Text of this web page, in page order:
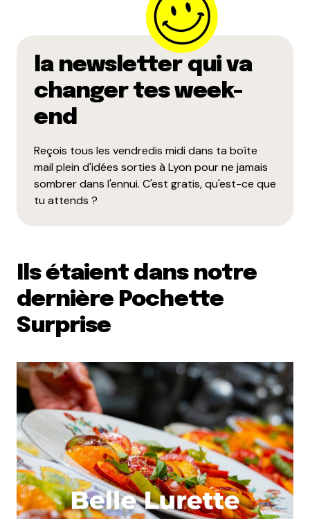
la newsletter qui va
changer tes week-
end
Reçois tous les vendredis midi dans ta boîte
mail plein d'idées sorties à Lyon pour ne jamais
sombrer dans l'ennui. C'est gratis, qu'est-ce que
tu attends ?
Ils étaient dans notre
dernière Pochette
Surprise